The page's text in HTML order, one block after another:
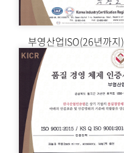
부영산업ISO(26년까지)